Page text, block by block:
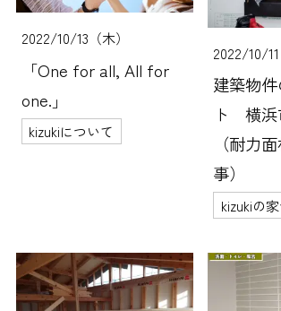
2022/10/13（木）
「One for all, All for
one.」
kizukiについて
2022/10/11
建築物
ト 横
（耐力
事）
kizukiの